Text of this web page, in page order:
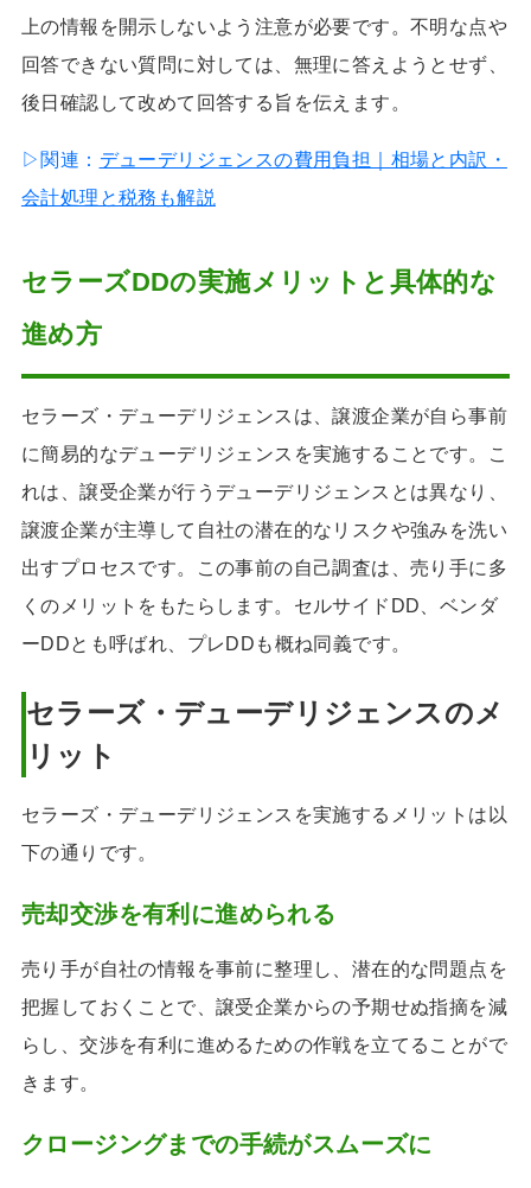
上の情報を開示しないよう注意が必要です。不明な点や
回答できない質問に対しては、無理に答えようとせず、
後日確認して改めて回答する旨を伝えます。
▷関連： デューデリジェンスの費用負担｜相場と内訳・
会計処理と税務も解説
セラーズDDの実施メリットと具体的な
進め方
セラーズ・デューデリジェンスは、譲渡企業が自ら事前
に簡易的なデューデリジェンスを実施することです。こ
れは、譲受企業が行うデューデリジェンスとは異なり、
譲渡企業が主導して自社の潜在的なリスクや強みを洗い
出すプロセスです。この事前の自己調査は、売り手に多
くのメリットをもたらします。セルサイドDD、ベンダ
ーDDとも呼ばれ、プレDDも概ね同義です。
セラーズ・デューデリジェンスのメ
リット
セラーズ・デューデリジェンスを実施するメリットは以
下の通りです。
売却交渉を有利に進められる
売り手が自社の情報を事前に整理し、潜在的な問題点を
把握しておくことで、譲受企業からの予期せぬ指摘を減
らし、交渉を有利に進めるための作戦を立てることがで
きます。
クロージングまでの手続がスムーズに